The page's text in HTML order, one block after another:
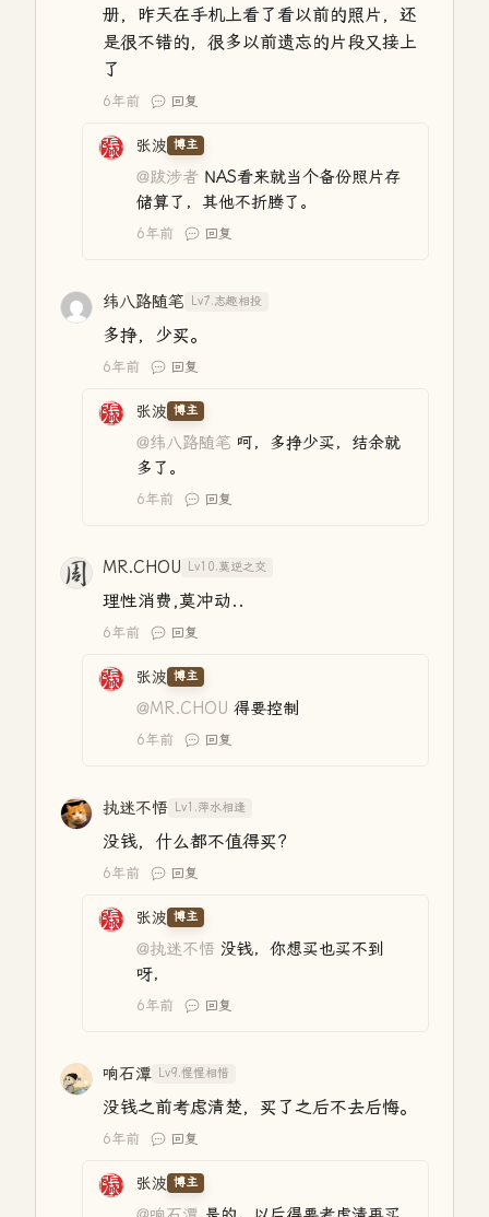
册，昨天在手机上看了看以前的照片，还
是很不错的，很多以前遗忘的片段又接上
了
6年前 回复
张波 博主
@跋涉者 NAS看来就当个备份照片存
储算了，其他不折腾了。
6年前 回复
纬八路随笔 Lv7.志趣相投
多挣，少买。
6年前 回复
张波 博主
@纬八路随笔 呵，多挣少买，结余就
多了。
6年前 回复
MR.CHOU Lv10.莫逆之交
理性消费,莫冲动..
6年前 回复
张波 博主
@MR.CHOU 得要控制
6年前 回复
执迷不悟 Lv1.萍水相逢
没钱，什么都不值得买?
6年前 回复
张波 博主
@执迷不悟 没钱，你想买也买不到
呀，
6年前 回复
响石潭 Lv9.惺惺相惜
没钱之前考虑清楚，买了之后不去后悔。
6年前 回复
张波 博主